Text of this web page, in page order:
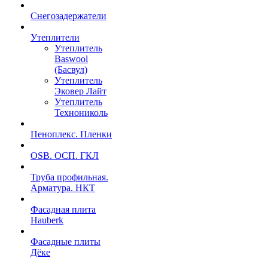
Снегозадержатели
Утеплители
Утеплитель
Baswool
(Басвул)
Утеплитель
Эковер Лайт
Утеплитель
Технониколь
Пеноплекс. Пленки
OSB. ОСП. ГКЛ
Труба профильная.
Арматура. НКТ
Фасадная плита
Hauberk
Фасадные плиты
Дёке